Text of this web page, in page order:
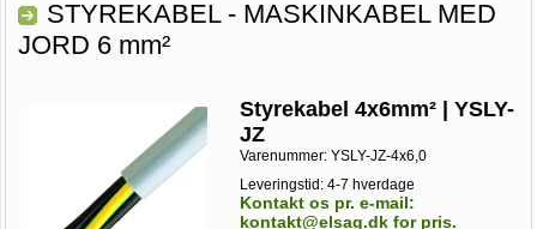
STYREKABEL - MASKINKABEL MED
JORD 6 mm²
Styrekabel 4x6mm² | YSLY-
JZ
Varenummer:YSLY-JZ-4x6,0
Leveringstid: 4-7 hverdage
Kontakt os pr. e-mail:
kontakt@elsag.dk for pris.